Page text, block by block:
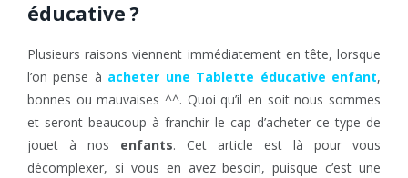
éducative ?
Plusieurs raisons viennent immédiatement en tête, lorsque
l’on pense à acheter une Tablette éducative enfant,
bonnes ou mauvaises ^^. Quoi qu’il en soit nous sommes
et seront beaucoup à franchir le cap d’acheter ce type de
jouet à nos enfants. Cet article est là pour vous
décomplexer, si vous en avez besoin, puisque c’est une